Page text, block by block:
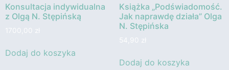
Konsultacja indywidualna
z Olgą N. Stępińską
1700,00 zł
Dodaj do koszyka
Książka „Podświadomość.
Jak naprawdę działa” Olga
N. Stępińska
54,90 zł
Dodaj do koszyka